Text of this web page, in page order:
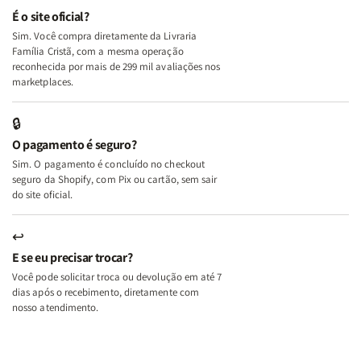
e
Deus
+
A
Mulher
Lar
+
A
Lar
É o site oficial?
Sim. Você compra diretamente da Livraria
Família Cristã, com a mesma operação
reconhecida por mais de 299 mil avaliações nos
marketplaces.
🔒
O pagamento é seguro?
Sim. O pagamento é concluído no checkout
seguro da Shopify, com Pix ou cartão, sem sair
do site oficial.
↩
E se eu precisar trocar?
Você pode solicitar troca ou devolução em até 7
dias após o recebimento, diretamente com
nosso atendimento.